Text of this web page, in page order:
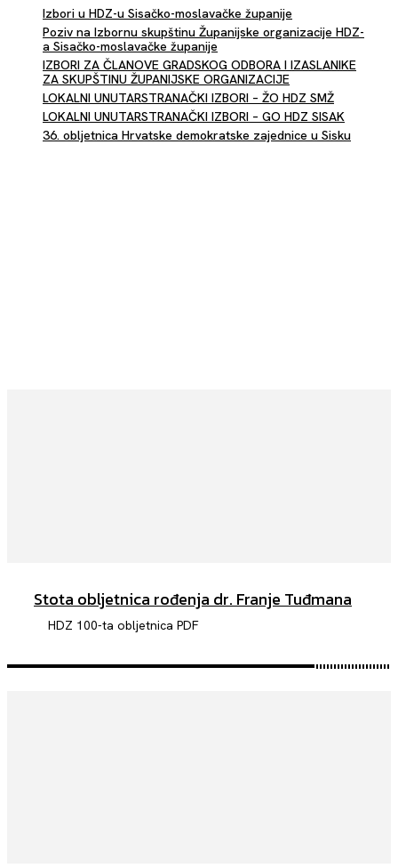
Izbori u HDZ-u Sisačko-moslavačke županije
Poziv na Izbornu skupštinu Županijske organizacije HDZ-
a Sisačko-moslavačke županije
IZBORI ZA ČLANOVE GRADSKOG ODBORA I IZASLANIKE
ZA SKUPŠTINU ŽUPANIJSKE ORGANIZACIJE
LOKALNI UNUTARSTRANAČKI IZBORI – ŽO HDZ SMŽ
LOKALNI UNUTARSTRANAČKI IZBORI – GO HDZ SISAK
36. obljetnica Hrvatske demokratske zajednice u Sisku
Stota obljetnica rođenja dr. Franje Tuđmana
HDZ 100-ta obljetnica PDF